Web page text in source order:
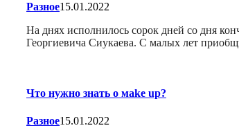
Разное15.01.2022
На днях исполнилось сорок дней со дня
Георгиевича Сиукаева. С малых лет
Что нужно знать о мake up?
Разное15.01.2022